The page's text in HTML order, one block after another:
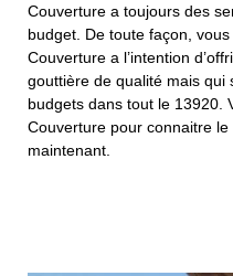
Couverture a toujours des
budget. De toute façon,
Couverture a l’intention
gouttière de qualité mais qui
budgets dans tout le 13920.
Couverture pour connaitre
maintenant.